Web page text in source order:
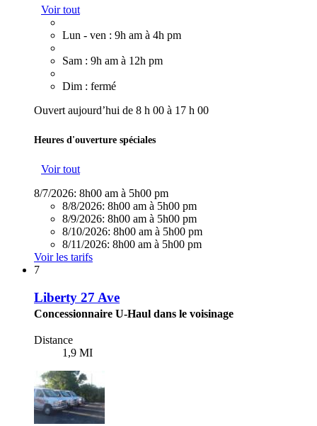
Voir tout
Lun - ven : 9h am à 4h pm
Sam : 9h am à 12h pm
Dim : fermé
Ouvert aujourd’hui de 8 h 00 à 17 h 00
Heures d'ouverture spéciales
Voir tout
8/7/2026: 8h00 am à 5h00 pm
8/8/2026: 8h00 am à 5h00 pm
8/9/2026: 8h00 am à 5h00 pm
8/10/2026: 8h00 am à 5h00 pm
8/11/2026: 8h00 am à 5h00 pm
Voir les tarifs
7
Liberty 27 Ave
Concessionnaire U-Haul dans le voisinage
Distance
1,9 MI